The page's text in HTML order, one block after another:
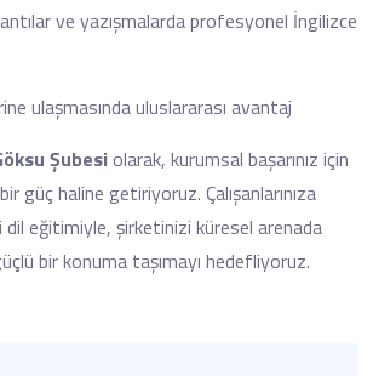
ve yazışmalarda profesyonel İngilizce
ulaşmasında uluslararası avantaj
Şubesiolarak, kurumsal başarınız için
güç haline getiriyoruz. Çalışanlarınıza
dil eğitimiyle, şirketinizi küresel arenada
bir konuma taşımayı hedefliyoruz.